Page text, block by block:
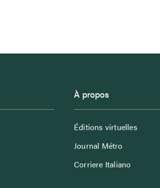
À propos
Éditions virtuelles
Journal Métro
Corriere Italiano